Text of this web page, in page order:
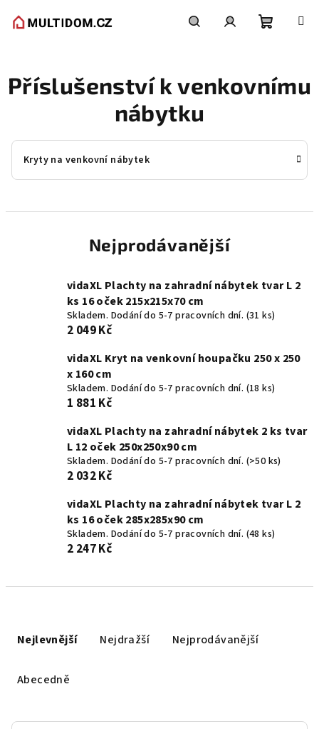
košík
Příslušenství k venkovnímu
nábytku
Kryty na venkovní nábytek
Nejprodávanější
vidaXL Plachty na zahradní nábytek tvar L 2
ks 16 oček 215x215x70 cm
Skladem. Dodání do 5-7 pracovních dní. (31 ks)
2 049 Kč
vidaXL Kryt na venkovní houpačku 250 x 250
x 160 cm
Skladem. Dodání do 5-7 pracovních dní. (18 ks)
1 881 Kč
vidaXL Plachty na zahradní nábytek 2 ks tvar
L 12 oček 250x250x90 cm
Skladem. Dodání do 5-7 pracovních dní. (>50 ks)
2 032 Kč
vidaXL Plachty na zahradní nábytek tvar L 2
ks 16 oček 285x285x90 cm
Skladem. Dodání do 5-7 pracovních dní. (48 ks)
2 247 Kč
Nejlevnější Nejdražší Nejprodávanější
Abecedně